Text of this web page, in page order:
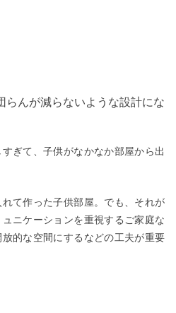
らんが減らないような設計にな
ぎて、子供がなかなか部屋から出
て作った子供部屋。でも、それが
ニケーションを重視するご家庭な
的な空間にするなどの工夫が重要